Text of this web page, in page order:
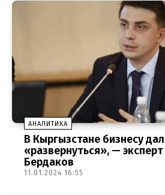
АНАЛИТИКА
В Кыргызстане бизнесу
«развернуться», —
Бердаков
11.01.2024 16:55